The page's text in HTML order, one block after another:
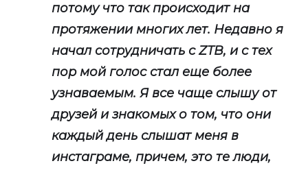
потому что так происходит на
протяжении многих лет. Недавно я
начал сотрудничать с ZTB, и с тех
пор мой голос стал еще более
узнаваемым. Я все чаще слышу от
друзей и знакомых о том, что они
каждый день слышат меня в
инстаграме, причем, это те люди,